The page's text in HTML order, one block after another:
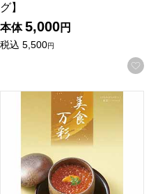
に入りに登録する
グ】
本体 5,000円
税込 5,500円
グギフト】【贈りものカタ
美食万彩 紅碧(べにみどり)